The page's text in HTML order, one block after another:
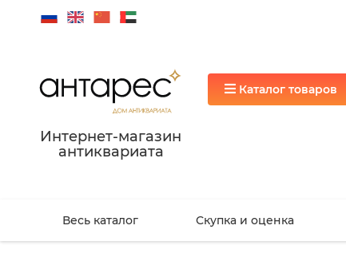
Интернет-магазин
антиквариата
Каталог товаров
Весь каталог Скупка и оценка